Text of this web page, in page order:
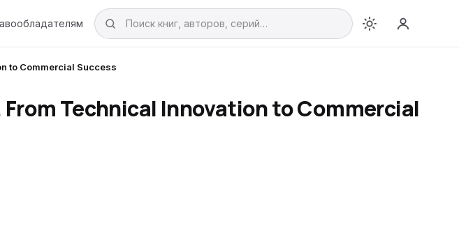
to Commercial Success
Technical Innovation to Commercial